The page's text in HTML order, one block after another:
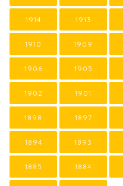
1914 1913
1910 1909
1906 1905
1902 1901
1898 1897
1894 1893
1885 1884